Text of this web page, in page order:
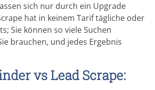
sich nur durch ein Upgrade
hat in keinem Tarif tägliche oder
Sie können so viele Suchen
brauchen, und jedes Ergebnis
vs Lead Scrape: